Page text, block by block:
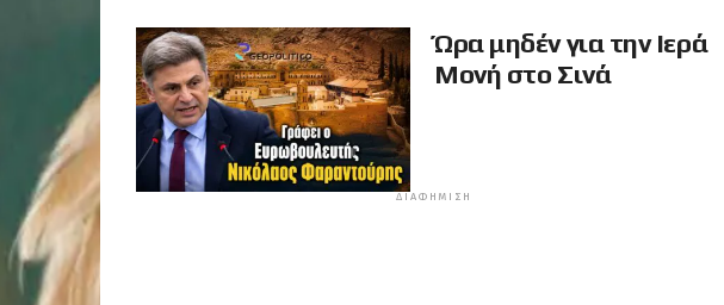
Ώρα μηδέν για την Ιερά
Μονή στο Σινά
ΔΙΑΦΉΜΙΣΗ